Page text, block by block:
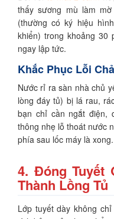
thấy sương mù làm
(thường có ký hiệu
khiển) trong khoảng 30
ngay lập tức.
Khắc Phục Lỗi
Nước rỉ ra sàn nhà chủ
lòng đáy tủ) bị lá rau,
bạn chỉ cần ngắt điện,
thông nhẹ lỗ thoát nước
phía sau lốc máy là xong.
4. Đóng Tuyết
Thành Lồng Tủ
Lớp tuyết dày không